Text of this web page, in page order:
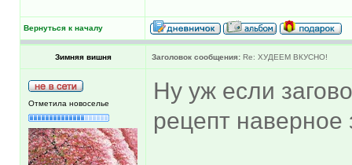
Вернуться к началу
Зимняя вишня Заголовок сообщения: Re: ХУДЕЕМ ВКУСНО!
Отметила новоселье
Ну уж если
рецепт наверное